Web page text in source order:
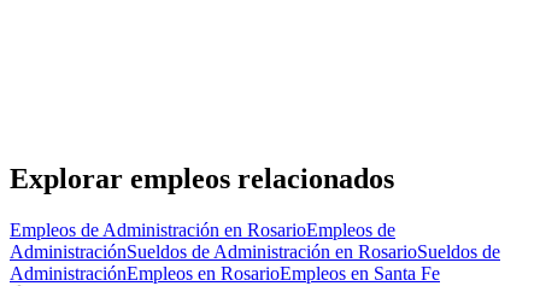
Explorar empleos relacionados
Empleos de Administración en RosarioEmpleos de
AdministraciónSueldos de Administración en RosarioSueldos de
AdministraciónEmpleos en RosarioEmpleos en Santa Fe